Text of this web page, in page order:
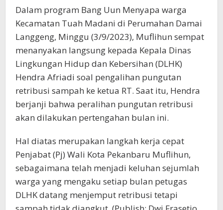
Dalam program Bang Uun Menyapa warga
Kecamatan Tuah Madani di Perumahan Damai
Langgeng, Minggu (3/9/2023), Muflihun sempat
menanyakan langsung kepada Kepala Dinas
Lingkungan Hidup dan Kebersihan (DLHK)
Hendra Afriadi soal pengalihan pungutan
retribusi sampah ke ketua RT. Saat itu, Hendra
berjanji bahwa peralihan pungutan retribusi
akan dilakukan pertengahan bulan ini.
Hal diatas merupakan langkah kerja cepat
Penjabat (Pj) Wali Kota Pekanbaru Muflihun,
sebagaimana telah menjadi keluhan sejumlah
warga yang mengaku setiap bulan petugas
DLHK datang menjemput retribusi tetapi